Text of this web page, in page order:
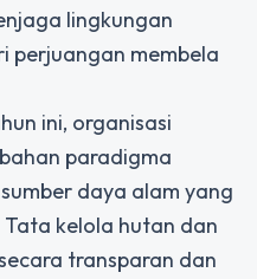
lingkungan
perjuangan membela
ini, organisasi
paradigma
daya alam yang
kelola hutan dan
transparan dan